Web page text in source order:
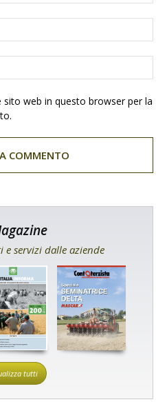
web in questo browser per la
e servizi dalle aziende
tutti